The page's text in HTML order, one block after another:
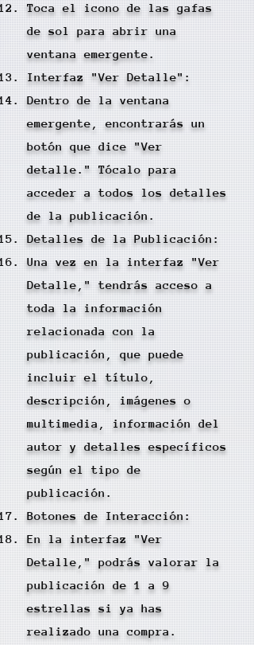
Toca el icono de las gafas
de sol para abrir una
ventana emergente.
Interfaz "Ver Detalle":
Dentro de la ventana
emergente, encontrarás un
botón que dice "Ver
detalle." Tócalo para
acceder a todos los detalles
de la publicación.
Detalles de la Publicación:
Una vez en la interfaz "Ver
Detalle," tendrás acceso a
toda la información
relacionada con la
publicación, que puede
incluir el título,
descripción, imágenes o
multimedia, información del
autor y detalles específicos
según el tipo de
publicación.
Botones de Interacción:
En la interfaz "Ver
Detalle," podrás valorar la
publicación de 1 a 9
estrellas si ya has
realizado una compra.